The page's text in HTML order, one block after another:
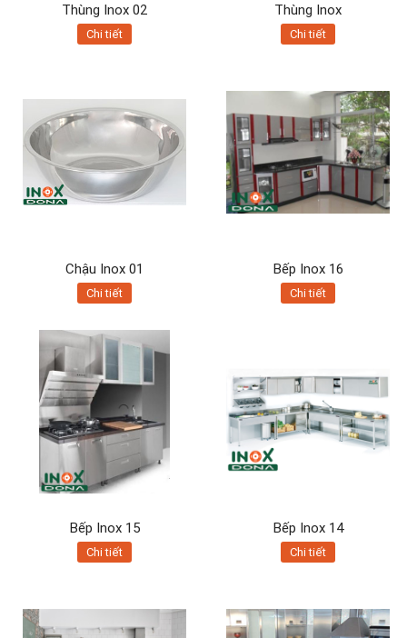
Thùng Inox 02
Chi tiết
Thùng Inox
Chi tiết
Chậu Inox 01
Chi tiết
Bếp Inox 16
Chi tiết
Bếp Inox 15
Chi tiết
Bếp Inox 14
Chi tiết